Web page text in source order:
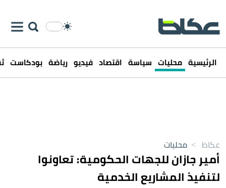
الرئيسية محليات سياسة اقتصاد فيديو رياضة بودكاست
عكاظ > محليات
أمير جازان للجهات الحكومية: تعاونوا
لتنفيذ المشاريع الخدمية